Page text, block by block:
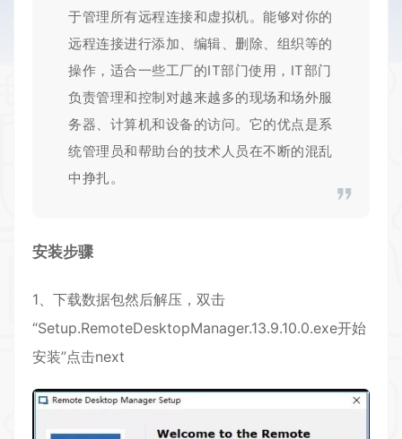
于管理所有远程连接和虚拟机。能够对你的
远程连接进行添加、编辑、删除、组织等的
操作，适合一些工厂的IT部门使用，IT部门
负责管理和控制对越来越多的现场和场外服
务器、计算机和设备的访问。它的优点是系
统管理员和帮助台的技术人员在不断的混乱
中挣扎。
安装步骤
1、下载数据包然后解压，双击
“Setup.RemoteDesktopManager.13.9.10.0.exe开始
安装”点击next